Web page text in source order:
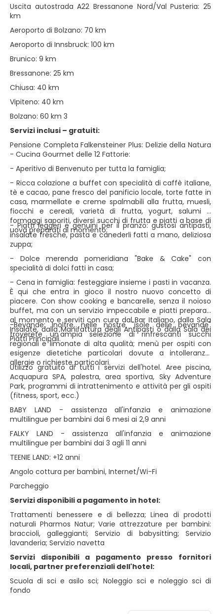
Uscita autostrada A22 Bressanone Nord/Val Pusteria: 25
km
Aeroporto di Bolzano: 70 km
Aeroporto di Innsbruck: 100 km
Brunico: 9 km
Bressanone: 25 km
Chiusa: 40 km
Vipiteno: 40 km
Bolzano: 60 km 3
Servizi inclusi – gratuiti:
Pensione Completa Falkensteiner Plus: Delizie della Natura
- Cucina Gourmet delle 12 Fattorie:
- Aperitivo di Benvenuto per tutta la famiglia;
- Ricca colazione a buffet con specialità di caffè italiane,
tè e cacao, pane fresco del panificio locale, torte fatte in
casa, marmellate e creme spalmabili alla frutta, muesli,
fiocchi e cereali, varietà di frutta, yogurt, salumi e
formaggi saporiti, diversi succhi di frutta e piatti a base di
uova preparati al momento;
- Piatti leggeri e genuini per il pranzo: gustosi antipasti,
insalate fresche, pasta e canederli fatti a mano, deliziosa
zuppa;
- Dolce merenda pomeridiana "Bake & Cake" con
specialità di dolci fatti in casa;
- Cena in famiglia: festeggiare insieme i pasti in vacanza.
È qui che entra in gioco il nostro nuovo concetto di
piacere. Con show cooking e bancarelle, senza il noioso
buffet, ma con un servizio impeccabile e piatti preparati
al momento e serviti con cura dal Bar Italiano, dalla Sala
Insalate, dalla Manifattura degli Antipasti o dalla Sala dei
Piatti Principali.
-Bevande: Inoltre, nelle nostre "isole delle bevande"
troverete un'ampia selezione di rinfrescanti succhi
regionali e limonate di alta qualità; menù per ospiti con
esigenze dietetiche particolari dovute a intolleranze,
allergie o richieste particolari.
Utilizzo gratuito di tutti i servizi dell'hotel. Aree piscina,
Acquapura SPA, palestra, area sportiva, Sky Adventure
Park, programmi di intrattenimento e attività per gli ospiti
(fitness, sport, ecc.)
BABY LAND - assistenza all'infanzia e animazione
multilingue per bambini dai 6 mesi ai 2,9 anni
FALKY LAND - assistenza all'infanzia e animazione
multilingue per bambini dai 3 agli 11 anni
TEENIE LAND: +12 anni
Angolo cottura per bambini, Internet/Wi-Fi
Parcheggio
Servizi disponibili a pagamento in hotel:
Trattamenti benessere e di bellezza; Linea di prodotti
naturali Pharmos Natur; Varie attrezzature per bambini:
braccioli, galleggianti; Servizio di babysitting; Servizio
lavanderia; Servizio navetta
Servizi disponibili a pagamento presso fornitori
locali, partner preferenziali dell'hotel:
Scuola di sci e asilo sci; Noleggio sci e noleggio sci di
fondo